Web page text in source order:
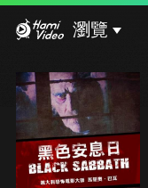
瀏覽